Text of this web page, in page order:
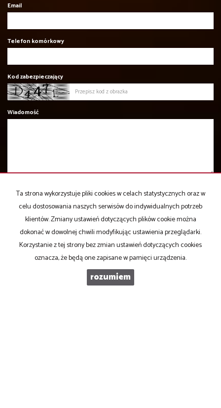
Email
Telefon komórkowy
Kod zabezpieczający
Wiadomość
Administratorem danych jest Centrum Nieruchomości Prestige. Mam prawo
dostępu do swoich danych i ich poprawiania. Podanie danych jest dobrowolne.
Dane zbierane są w celu marketingowym oraz w celu realizowania i
wykonania zawartej umowy lub do podjęcia działań na Twoje żądanie przed
zawarciem umowy.
Ta strona wykorzystuje pliki cookies w celach statystycznych oraz w
celu dostosowania naszych serwisów do indywidualnych potrzeb
klientów. Zmiany ustawień dotyczących plików cookie można
dokonać w dowolnej chwili modyfikując ustawienia przeglądarki.
Korzystanie z tej strony bez zmian ustawień dotyczących cookies
oznacza, że będą one zapisane w pamięci urządzenia.
rozumiem